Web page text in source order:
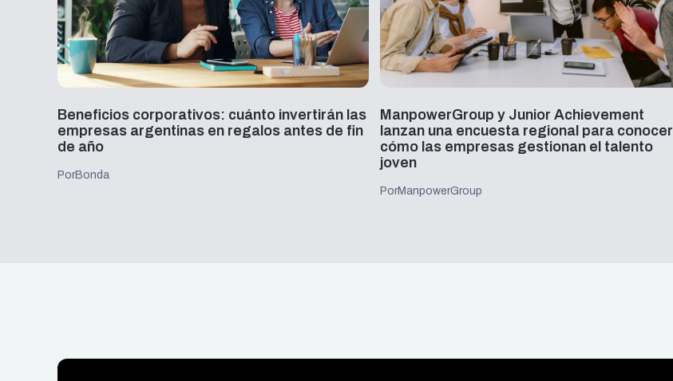
Beneficios corporativos: cuánto invertirán las
empresas argentinas en regalos antes de fin
de año
PorBonda
ManpowerGroup y Junior Achievement
lanzan una encuesta regional para conocer
cómo las empresas gestionan el talento
joven
PorManpowerGroup